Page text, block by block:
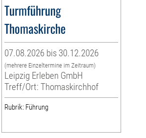
Turmführung
Thomaskirche
07.08.2026 bis 30.12.2026
(mehrere Einzeltermine im Zeitraum)
Leipzig Erleben GmbH
Treff/Ort: Thomaskirchhof
Rubrik: Führung